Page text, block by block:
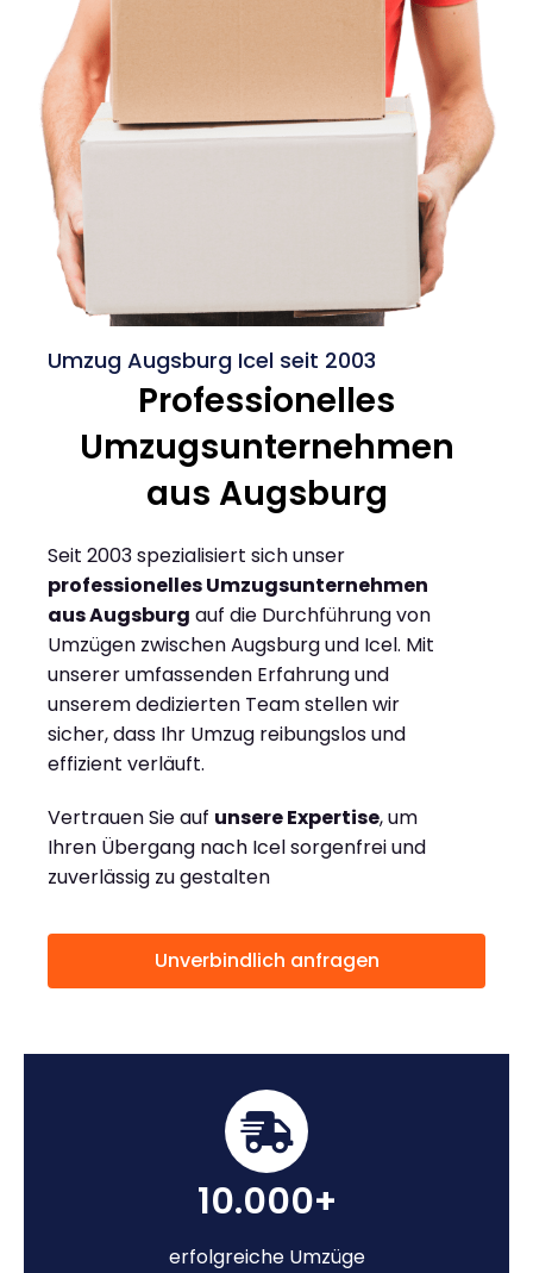
Umzug Augsburg Icel seit 2003
Professionelles
Umzugsunternehmen
aus Augsburg
Seit 2003 spezialisiert sich unser
professionelles Umzugsunternehmen
aus Augsburg auf die Durchführung von
Umzügen zwischen Augsburg und Icel. Mit
unserer umfassenden Erfahrung und
unserem dedizierten Team stellen wir
sicher, dass Ihr Umzug reibungslos und
effizient verläuft.
Vertrauen Sie auf unsere Expertise, um
Ihren Übergang nach Icel sorgenfrei und
zuverlässig zu gestalten
Unverbindlich anfragen
10.000+
erfolgreiche Umzüge